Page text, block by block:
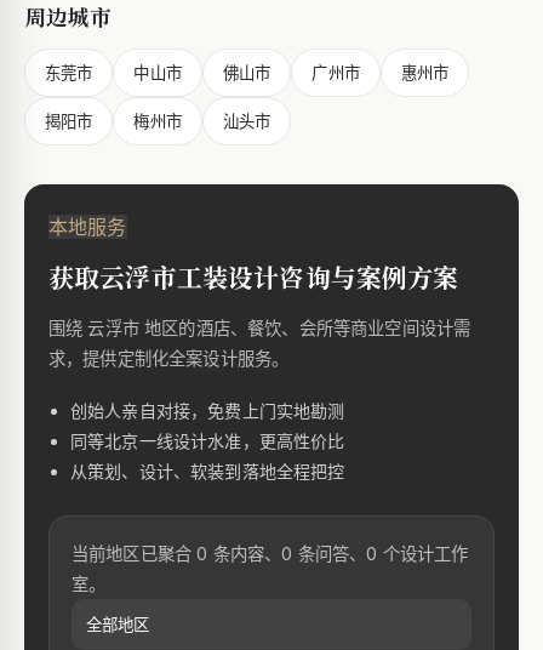
周边城市
东莞市 中山市 佛山市 广州市 惠州市
揭阳市 梅州市 汕头市
本地服务
获取云浮市工装设计咨询与案例方案
围绕 云浮市 地区的酒店、餐饮、会所等商业空间设计需
求，提供定制化全案设计服务。
创始人亲自对接，免费上门实地勘测
同等北京一线设计水准，更高性价比
从策划、设计、软装到落地全程把控
当前地区已聚合 0 条内容、0 条问答、0 个设计工作
室。
全部地区